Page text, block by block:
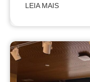
LEIA MAIS